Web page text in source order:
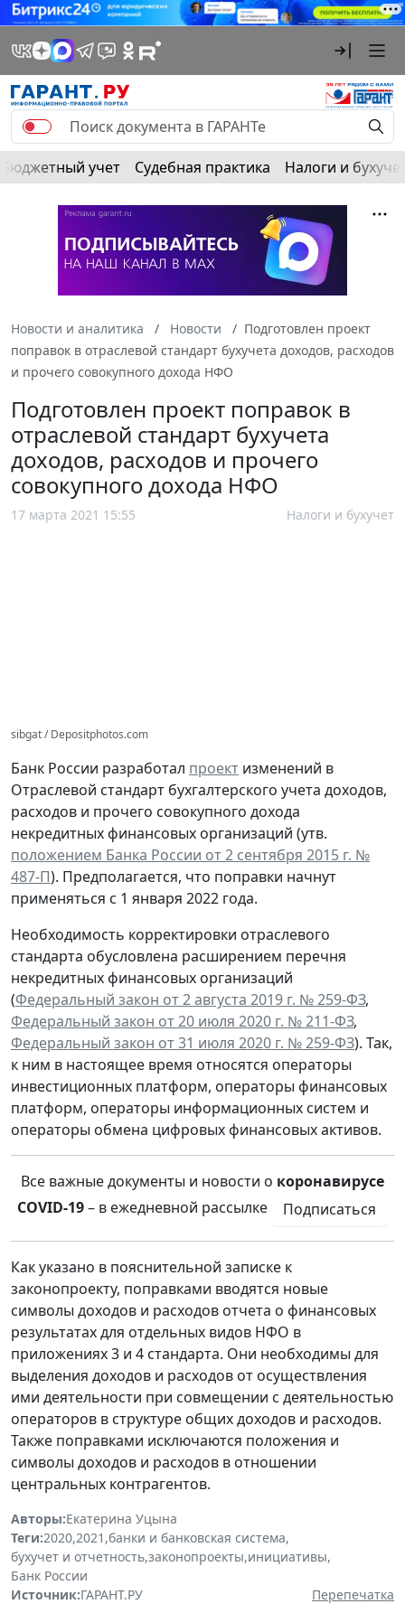
Бюджетный учет Судебная практика Налоги и
Новости и аналитика Новости
Подготовлен проект
поправок в отраслевой стандарт бухучета доходов, расходов
и прочего совокупного дохода НФО
Подготовлен проект поправок в
отраслевой стандарт бухучета
доходов, расходов и прочего
совокупного дохода НФО
17 марта 2021 15:55 Налоги и бухучет
sibgat / Depositphotos.com
Банк России разработал проект изменений в
Отраслевой стандарт бухгалтерского учета доходов,
расходов и прочего совокупного дохода
некредитных финансовых организаций (утв.
положением Банка России от 2 сентября 2015 г. №
487-П). Предполагается, что поправки начнут
применяться с 1 января 2022 года.
Необходимость корректировки отраслевого
стандарта обусловлена расширением перечня
некредитных финансовых организаций
(Федеральный закон от 2 августа 2019 г. № 259-ФЗ,
Федеральный закон от 20 июля 2020 г. № 211-ФЗ,
Федеральный закон от 31 июля 2020 г. № 259-ФЗ). Так,
к ним в настоящее время относятся операторы
инвестиционных платформ, операторы финансовых
платформ, операторы информационных систем и
операторы обмена цифровых финансовых активов.
Все важные документы и новости о коронавирусе
COVID-19– в ежедневной рассылке Подписаться
Как указано в пояснительной записке к
законопроекту, поправками вводятся новые
символы доходов и расходов отчета о финансовых
результатах для отдельных видов НФО в
приложениях 3 и 4 стандарта. Они необходимы для
выделения доходов и расходов от осуществления
ими деятельности при совмещении с деятельностью
операторов в структуре общих доходов и расходов.
Также поправками исключаются положения и
символы доходов и расходов в отношении
центральных контрагентов.
Авторы:Екатерина Уцына
Теги:2020,2021 ,банки и банковская система,
бухучет и отчетность,законопроекты,инициативы,
Банк России
Источник:ГАРАНТ.РУ
Перепечатка